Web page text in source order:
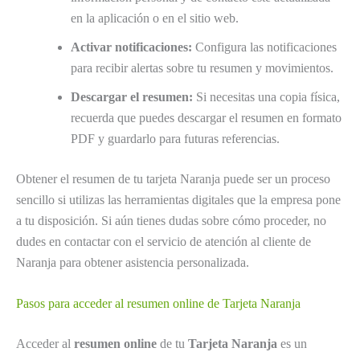
en la aplicación o en el sitio web.
Activar notificaciones: Configura las notificaciones
para recibir alertas sobre tu resumen y movimientos.
Descargar el resumen: Si necesitas una copia física,
recuerda que puedes descargar el resumen en formato
PDF y guardarlo para futuras referencias.
Obtener el resumen de tu tarjeta Naranja puede ser un proceso
sencillo si utilizas las herramientas digitales que la empresa pone
a tu disposición. Si aún tienes dudas sobre cómo proceder, no
dudes en contactar con el servicio de atención al cliente de
Naranja para obtener asistencia personalizada.
Pasos para acceder al resumen online de Tarjeta Naranja
Acceder al resumen online de tu Tarjeta Naranja es un